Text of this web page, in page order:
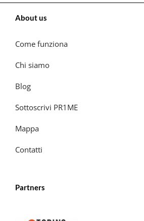
About us
Come funziona
Chi siamo
Blog
Sottoscrivi PR1ME
Mappa
Contatti
Partners